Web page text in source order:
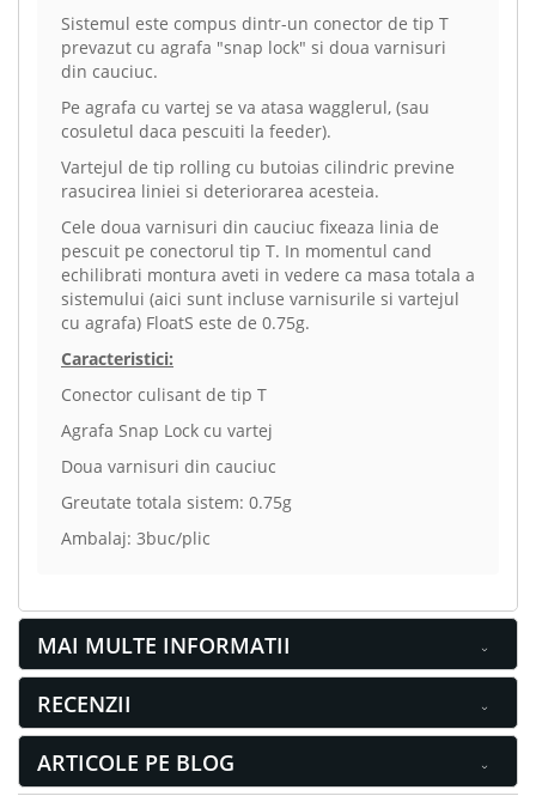
Sistemul este compus dintr-un conector de tip T
prevazut cu agrafa "snap lock" si doua varnisuri
din cauciuc.
Pe agrafa cu vartej se va atasa wagglerul, (sau
cosuletul daca pescuiti la feeder).
Vartejul de tip rolling cu butoias cilindric previne
rasucirea liniei si deteriorarea acesteia.
Cele doua varnisuri din cauciuc fixeaza linia de
pescuit pe conectorul tip T. In momentul cand
echilibrati montura aveti in vedere ca masa totala a
sistemului (aici sunt incluse varnisurile si vartejul
cu agrafa) FloatS este de 0.75g.
Caracteristici:
Conector culisant de tip T
Agrafa Snap Lock cu vartej
Doua varnisuri din cauciuc
Greutate totala sistem: 0.75g
Ambalaj: 3buc/plic
MAI MULTE INFORMATII
RECENZII
ARTICOLE PE BLOG